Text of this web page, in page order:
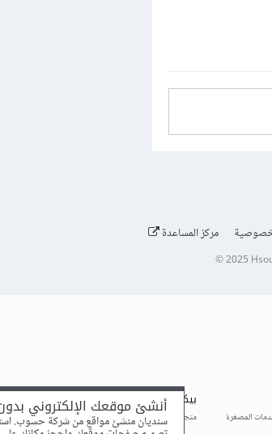
مركز المساعدة
© 2025